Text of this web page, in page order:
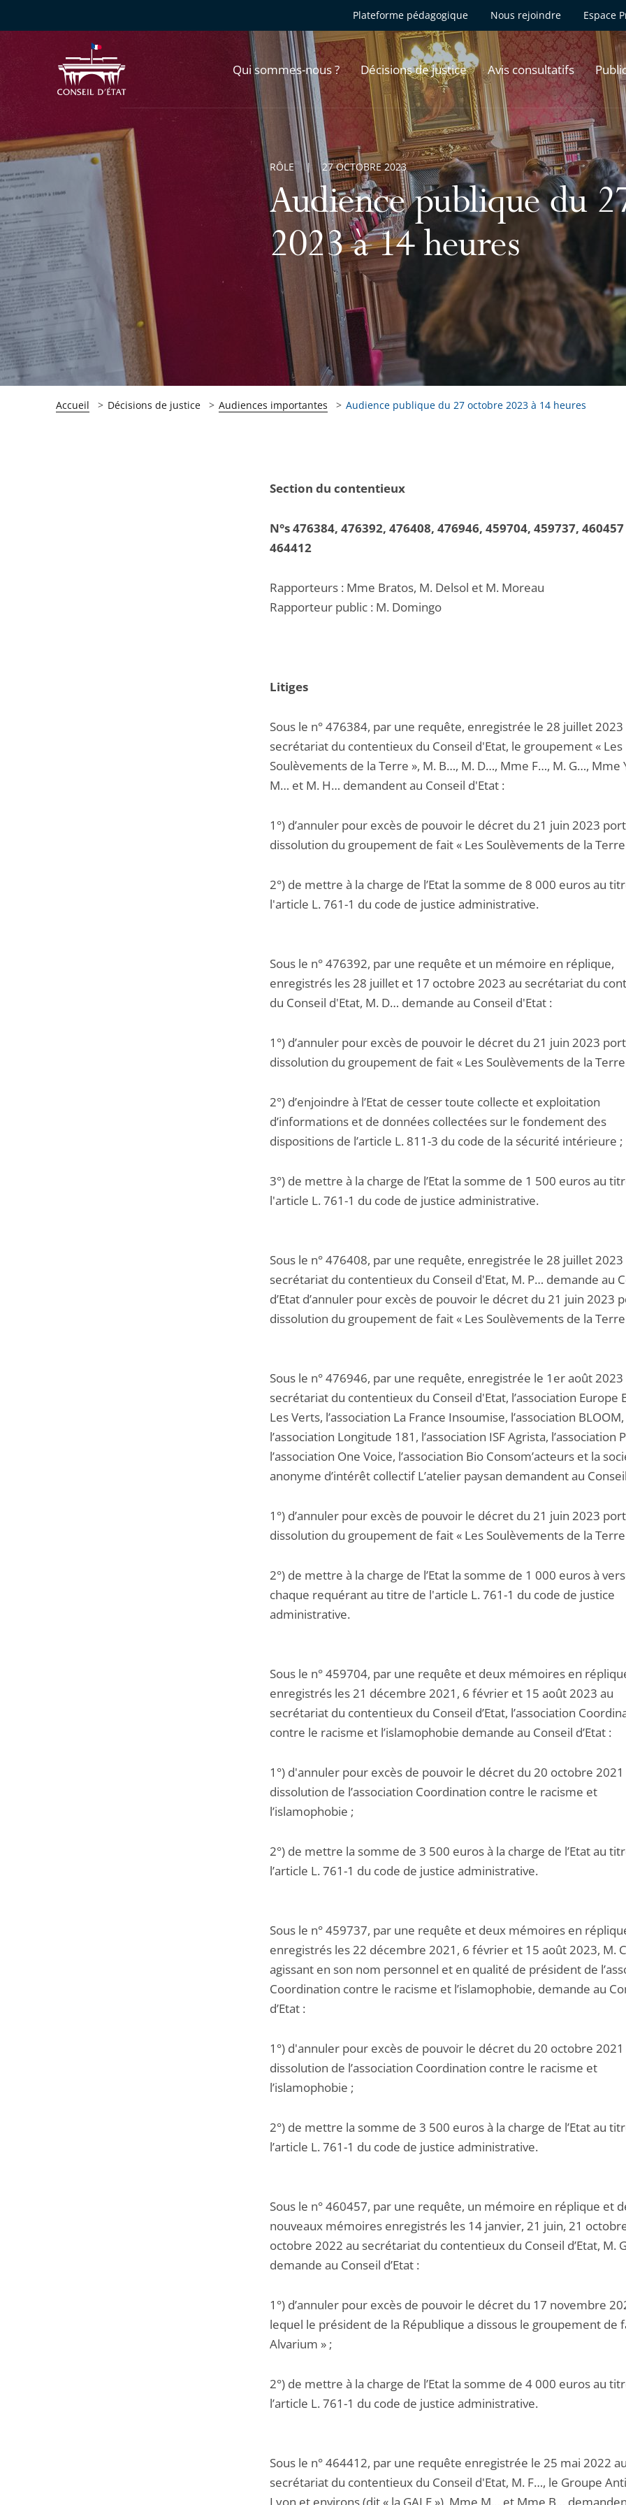
Plateforme pédagogique Nous rejoindre Espace
Qui sommes-nous ? Décisions de justice Avis consultatifs
Audience publique du
2023 à 14 heures
RÔLE 27 OCTOBRE 2023
Accueil Décisions de justice Audiences importantes Audience publique du 27 octobre 2023 à 14 heures
Section du contentieux
N°s 476384, 476392, 476408, 476946, 459704, 459737,
464412
Rapporteurs : Mme Bratos, M. Delsol et M. Moreau
Rapporteur public : M. Domingo
Litiges
Sous le n° 476384, par une requête, enregistrée le 28 juillet 2023
secrétariat du contentieux du Conseil d'Etat, le groupement « Les
Soulèvements de la Terre », M. B…, M. D…, Mme F…, M. G…, Mme
M… et M. H… demandent au Conseil d'Etat :
1°) d’annuler pour excès de pouvoir le décret du 21 juin 2023
dissolution du groupement de fait « Les Soulèvements de la Terre
2°) de mettre à la charge de l’Etat la somme de 8 000 euros au
l'article L. 761-1 du code de justice administrative.
Sous le n° 476392, par une requête et un mémoire en réplique,
enregistrés les 28 juillet et 17 octobre 2023 au secrétariat du
du Conseil d'Etat, M. D… demande au Conseil d'Etat :
1°) d’annuler pour excès de pouvoir le décret du 21 juin 2023
dissolution du groupement de fait « Les Soulèvements de la Terre
2°) d’enjoindre à l’Etat de cesser toute collecte et exploitation
d’informations et de données collectées sur le fondement des
dispositions de l’article L. 811-3 du code de la sécurité intérieure ;
3°) de mettre à la charge de l’Etat la somme de 1 500 euros au
l'article L. 761-1 du code de justice administrative.
Sous le n° 476408, par une requête, enregistrée le 28 juillet 2023
secrétariat du contentieux du Conseil d'Etat, M. P… demande au
d’Etat d’annuler pour excès de pouvoir le décret du 21 juin 2023
dissolution du groupement de fait « Les Soulèvements de la
Sous le n° 476946, par une requête, enregistrée le 1er août 2023
secrétariat du contentieux du Conseil d'Etat, l’association Europe
Les Verts, l’association La France Insoumise, l’association BLOOM,
l’association Longitude 181, l’association ISF Agrista, l’association
l’association One Voice, l’association Bio Consom’acteurs et la
anonyme d’intérêt collectif L’atelier paysan demandent au
1°) d’annuler pour excès de pouvoir le décret du 21 juin 2023
dissolution du groupement de fait « Les Soulèvements de la Terre
2°) de mettre à la charge de l’Etat la somme de 1 000 euros à
chaque requérant au titre de l'article L. 761-1 du code de justice
administrative.
Sous le n° 459704, par une requête et deux mémoires en
enregistrés les 21 décembre 2021, 6 février et 15 août 2023 au
secrétariat du contentieux du Conseil d’Etat, l’association
contre le racisme et l’islamophobie demande au Conseil d’Etat :
1°) d'annuler pour excès de pouvoir le décret du 20 octobre
dissolution de l’association Coordination contre le racisme et
l’islamophobie ;
2°) de mettre la somme de 3 500 euros à la charge de l’Etat au
l’article L. 761-1 du code de justice administrative.
Sous le n° 459737, par une requête et deux mémoires en
enregistrés les 22 décembre 2021, 6 février et 15 août 2023, M.
agissant en son nom personnel et en qualité de président de
Coordination contre le racisme et l’islamophobie, demande au
d’Etat :
1°) d'annuler pour excès de pouvoir le décret du 20 octobre
dissolution de l’association Coordination contre le racisme et
l’islamophobie ;
2°) de mettre la somme de 3 500 euros à la charge de l’Etat au
l’article L. 761-1 du code de justice administrative.
Sous le n° 460457, par une requête, un mémoire en réplique et
nouveaux mémoires enregistrés les 14 janvier, 21 juin, 21
octobre 2022 au secrétariat du contentieux du Conseil d’Etat, M.
demande au Conseil d’Etat :
1°) d’annuler pour excès de pouvoir le décret du 17 novembre
lequel le président de la République a dissous le groupement de
Alvarium » ;
2°) de mettre à la charge de l’Etat la somme de 4 000 euros au
l’article L. 761-1 du code de justice administrative.
Sous le n° 464412, par une requête enregistrée le 25 mai 2022 au
secrétariat du contentieux du Conseil d'Etat, M. F…, le Groupe